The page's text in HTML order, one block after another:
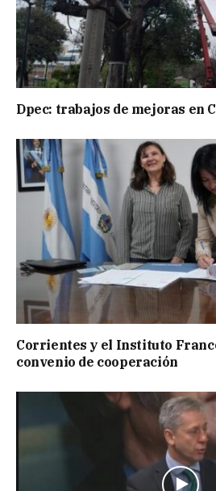
Dpec: trabajos de mejoras en
Corrientes y el Instituto
convenio de cooperación